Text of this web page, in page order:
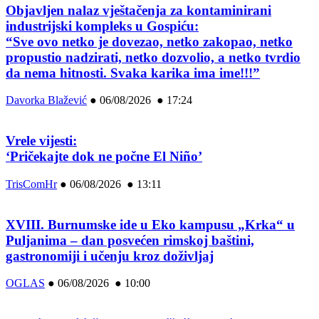
Objavljen nalaz vještačenja za kontaminirani
industrijski kompleks u Gospiću:
“Sve ovo netko je dovezao, netko zakopao, netko
propustio nadzirati, netko dozvolio, a netko tvrdio
da nema hitnosti. Svaka karika ima ime!!!”
Davorka Blažević ● 06/08/2026 ● 17:24
Vrele vijesti:
‘Pričekajte dok ne počne El Niño’
TrisComHr● 06/08/2026 ● 13:11
XVIII. Burnumske ide u Eko kampusu „Krka“ u
Puljanima – dan posvećen rimskoj baštini,
gastronomiji i učenju kroz doživljaj
OGLAS ● 06/08/2026 ● 10:00